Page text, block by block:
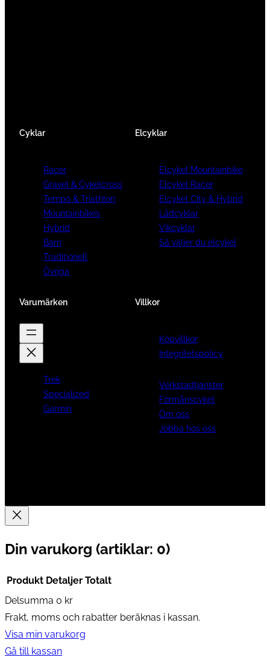
Cyklar
Racer
Gravel & Cykelcross
Tempo & Triathlon
Mountainbikes
Hybrid
Barn
Traditionell
Övriga
Elcyklar
Elcykel Mountainbike
Elcykel Racer
Elcykel City & Hybrid
Lådcyklar
Vikcyklar
Så väljer du elcykel
Varumärken
Trek
Specialized
Garmin
Villkor
Köpvillkor
Integritetspolicy
Verkstadtjänster
Förmånscykel
Om oss
Jobba hos oss
Din varukorg (artiklar: 0)
Produkter
i
varukorg
Produkt Detaljer Totalt
Delsumma 0 kr
Frakt, moms och rabatter beräknas i kassan.
Visa min varukorg
Gå till kassan